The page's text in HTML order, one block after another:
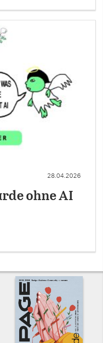
28.04.2026
ohne AI